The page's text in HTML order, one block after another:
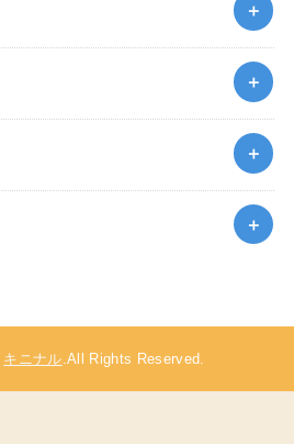
キニナル .All Rights Reserved.